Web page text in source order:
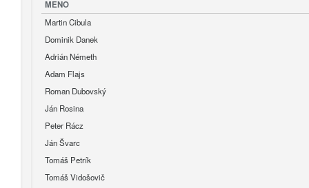
MENO
Martin Cibula
Dominik Danek
Adrián Németh
Adam Flajs
Roman Dubovský
Ján Rosina
Peter Rácz
Ján Švarc
Tomáš Petrík
Tomáš Vidošovič